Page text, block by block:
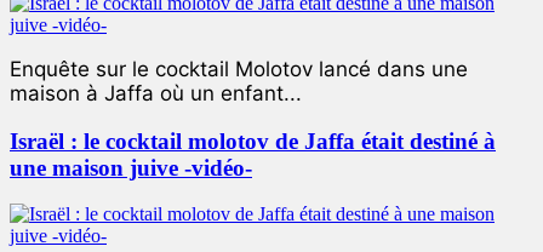
Enquête sur le cocktail Molotov lancé dans une
maison à Jaffa où un enfant...
Israël : le cocktail molotov de Jaffa était destiné à
une maison juive -vidéo-